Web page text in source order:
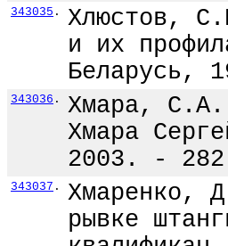
343035 .
Хлюстов,
и их
Беларусь,
343036 .
Хмара, С.А.
Хмара
2003. -
343037 .
Хмаренко,
рывке